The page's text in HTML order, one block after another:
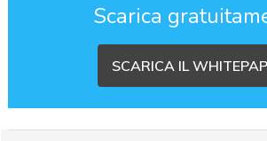
Scarica
SCARICA IL